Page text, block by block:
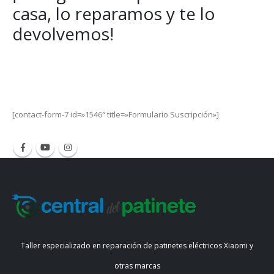
casa, lo reparamos y te lo
devolvemos!
[contact-form-7 id=»1546″ title=»Formulario Suscripción»]
Taller especializado en reparación de patinetes eléctricos Xiaomi y
otras marcas